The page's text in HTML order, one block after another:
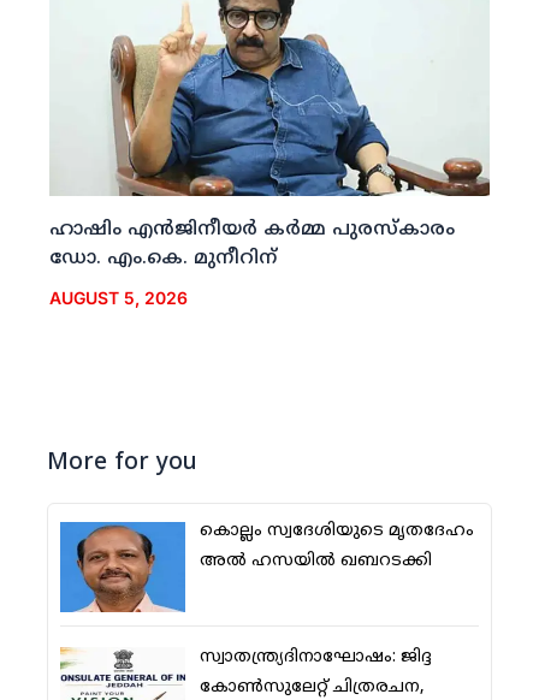
ഹാഷിം എന്‍ജിനീയര്‍ കര്‍മ്മ പുരസ്‌കാരം
ഡോ. എം.കെ. മുനീറിന്
AUGUST 5, 2026
More for you
കൊല്ലം സ്വദേശിയുടെ മൃതദേഹം
അല്‍ ഹസയില്‍ ഖബറടക്കി
സ്വാതന്ത്ര്യദിനാഘോഷം: ജിദ്ദ
കോണ്‍സുലേറ്റ് ചിത്രരചന,